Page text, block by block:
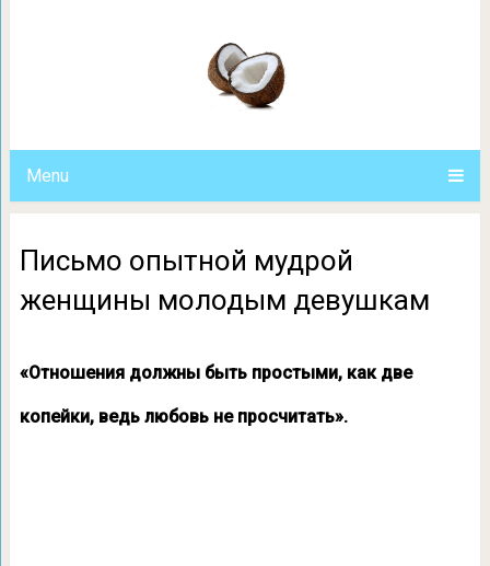
Menu
Письмо опытной мудрой
женщины молодым девушкам
«Отношения должны быть простыми, как две
копейки, ведь любовь не просчитать».